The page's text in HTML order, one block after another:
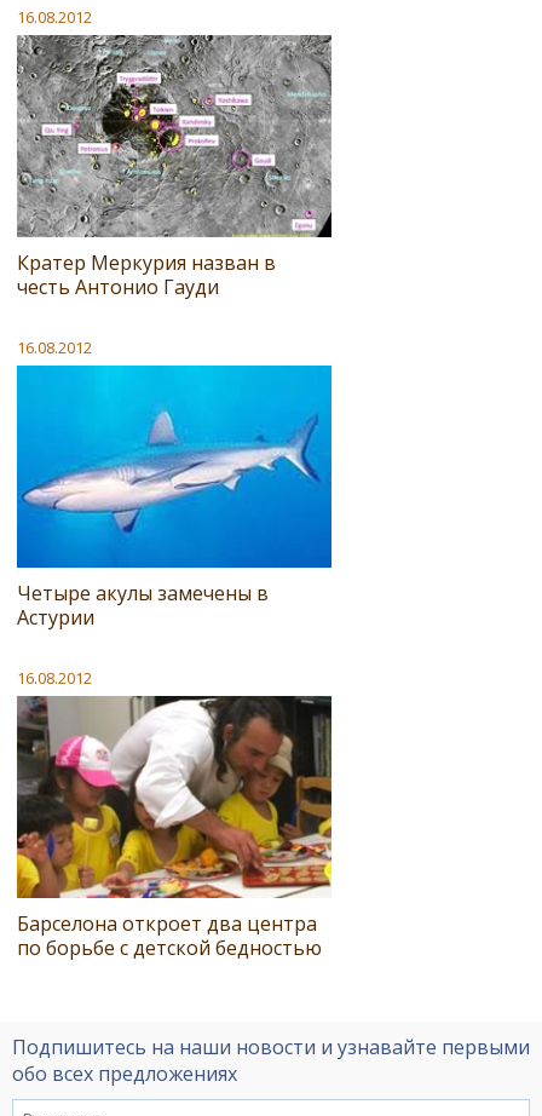
16.08.2012
Кратер Меркурия назван в
честь Антонио Гауди
16.08.2012
Четыре акулы замечены в
Астурии
16.08.2012
Барселона откроет два центра
по борьбе с детской бедностью
Подпишитесь на наши новости и узнавайте первыми
обо всех предложениях